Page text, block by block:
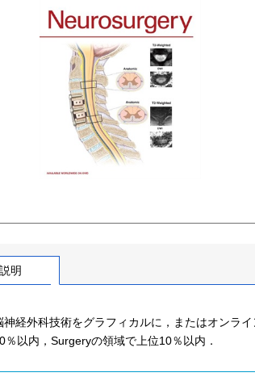
明
神経外科技術をグラフィカルに，またはオンラ
％以内，Surgeryの領域で上位10％以内．